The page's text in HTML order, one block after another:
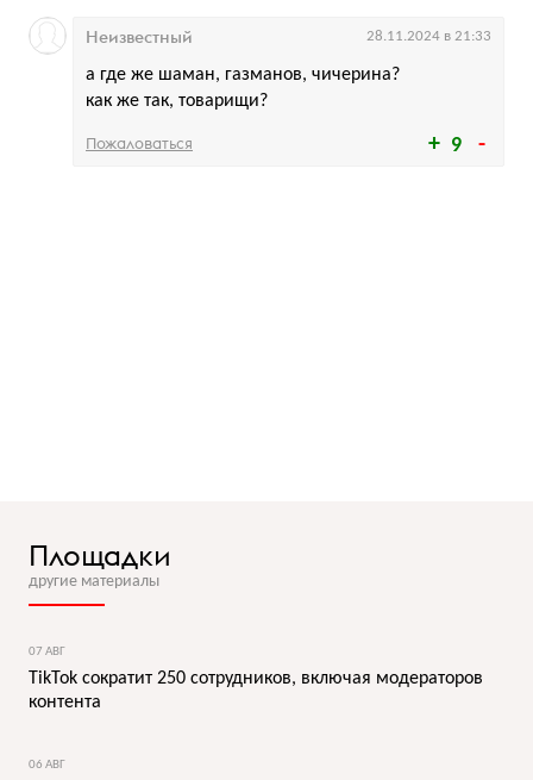
9
а где же шаман, газманов, чичерина?
как же так, товарищи?
Неизвестный 28.11.2024 в 21:33
Пожаловаться
Площадки
другие материалы
07 АВГ
TikTok сократит 250 сотрудников, включая модераторов
контента
06 АВГ